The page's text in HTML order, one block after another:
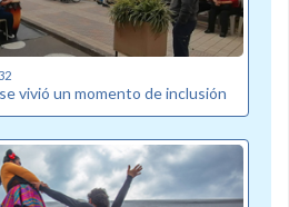
vivió un momento de inclusión